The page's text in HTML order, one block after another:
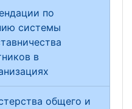
по
системы
в
общего и